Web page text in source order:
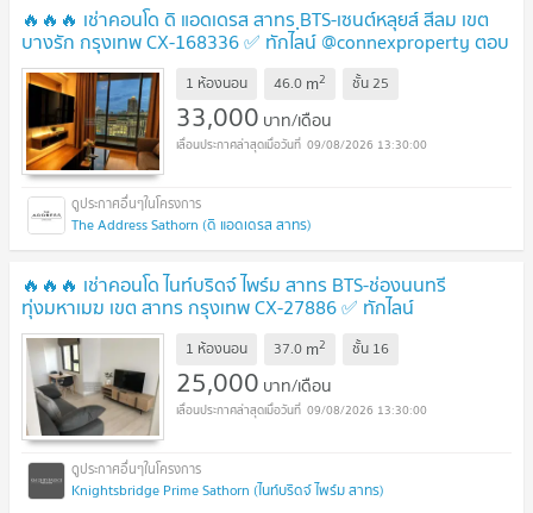
🔥🔥🔥 เช่าคอนโด ดิ แอดเดรส สาทร ฺBTS-เซนต์หลุยส์ สีลม เขต
บางรัก กรุงเทพ CX-168336 ✅ ทักไลน์ @connexproperty ตอบ
ทันที ทีมงานมืออาชีพ ✅ 🔥🔥🔥
1 ห้องนอน 46.0 m2 ชั้น25
33,000 บาท/เดือน
09/08/2026 13:30:00
The Address Sathorn (ดิ แอดเดรส สาทร)
🔥🔥🔥 เช่าคอนโด ไนท์บริดจ์ ไพร์ม สาทร BTS-ช่องนนทรี
ทุ่งมหาเมฆ เขต สาทร กรุงเทพ CX-27886 ✅ ทักไลน์
@connexproperty ตอบทันที ทีมงานมืออาชีพ ✅ 🔥🔥🔥
1 ห้องนอน 37.0 m2 ชั้น 16
25,000 บาท/เดือน
09/08/2026 13:30:00
Knightsbridge Prime Sathorn (ไนท์บริดจ์ ไพร์ม สาทร)